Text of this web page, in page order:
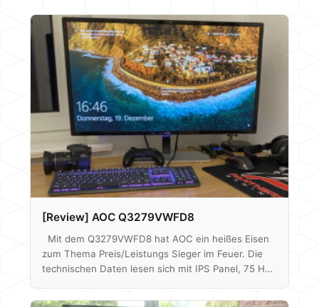
[Review] AOC Q3279VWFD8
Mit dem Q3279VWFD8 hat AOC ein heißes Eisen
zum Thema Preis/Leistungs Sieger im Feuer. Die
technischen Daten lesen sich mit IPS Panel, 75 Hz,
gut. Alles in einem Paket zusammengeschnürt zu